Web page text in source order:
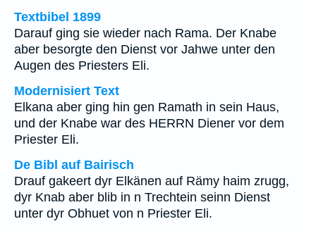
Textbibel 1899
Darauf ging sie wieder nach Rama. Der Knabe
aber besorgte den Dienst vor Jahwe unter den
Augen des Priesters Eli.
Modernisiert Text
Elkana aber ging hin gen Ramath in sein Haus,
und der Knabe war des HERRN Diener vor dem
Priester Eli.
De Bibl auf Bairisch
Drauf gakeert dyr Elkänen auf Rämy haim zrugg,
dyr Knab aber blib in n Trechtein seinn Dienst
unter dyr Obhuet von n Priester Eli.